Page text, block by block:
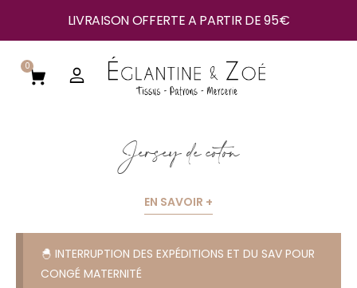
LIVRAISON OFFERTE A PARTIR DE 95€
0
Jersey de coton
EN SAVOIR +
🐣 INTERRUPTION DES EXPÉDITIONS ET DU SAV POUR
CONGÉ MATERNITÉ